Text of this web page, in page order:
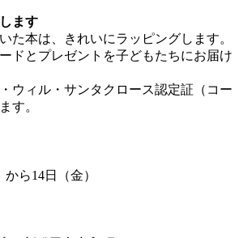
ます
た本は、きれいにラッピングします。
ドとプレゼントを子どもたちにお届け
ウィル・サンタクロース認定証（コー
す。
ら14日（金）